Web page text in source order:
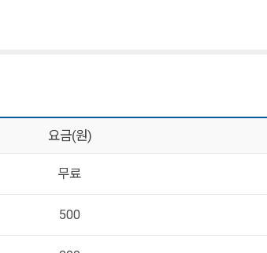
요금(원)
무료
500